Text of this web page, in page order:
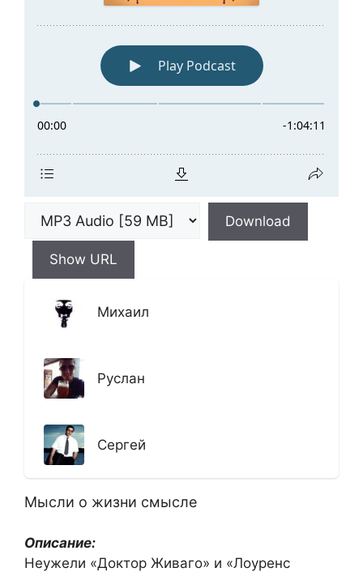
Download
Show URL
Михаил
Руслан
Сергей
Мысли о жизни смысле
Описание:
Неужели «Доктор Живаго» и «Лоуренс